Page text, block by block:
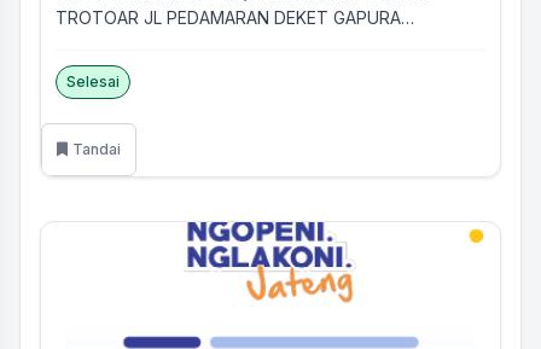
TROTOAR JL PEDAMARAN DEKET GAPURA
Selesai
Tandai